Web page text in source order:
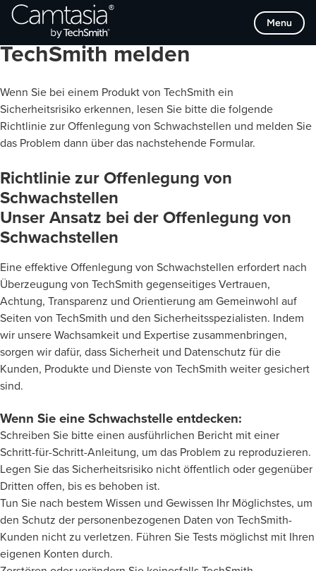
Direkt
zum
Menu
Sicherheitsrisiken an
TechSmith melden
Wenn Sie bei einem Produkt von TechSmith ein
Sicherheitsrisiko erkennen, lesen Sie bitte die folgende
Richtlinie zur Offenlegung von Schwachstellen und melden Sie
das Problem dann über das nachstehende Formular.
Richtlinie zur Offenlegung von
Schwachstellen
Unser Ansatz bei der Offenlegung von
Schwachstellen
Eine effektive Offenlegung von Schwachstellen erfordert nach
Überzeugung von TechSmith gegenseitiges Vertrauen,
Achtung, Transparenz und Orientierung am Gemeinwohl auf
Seiten von TechSmith und den Sicherheitsspezialisten. Indem
wir unsere Wachsamkeit und Expertise zusammenbringen,
sorgen wir dafür, dass Sicherheit und Datenschutz für die
Kunden, Produkte und Dienste von TechSmith weiter gesichert
sind.
Wenn Sie eine Schwachstelle entdecken:
Schreiben Sie bitte einen ausführlichen Bericht mit einer
Schritt-für-Schritt-Anleitung, um das Problem zu reproduzieren.
Legen Sie das Sicherheitsrisiko nicht öffentlich oder gegenüber
Dritten offen, bis es behoben ist.
Tun Sie nach bestem Wissen und Gewissen Ihr Möglichstes, um
den Schutz der personenbezogenen Daten von TechSmith-
Kunden nicht zu verletzen. Führen Sie Tests möglichst mit Ihren
eigenen Konten durch.